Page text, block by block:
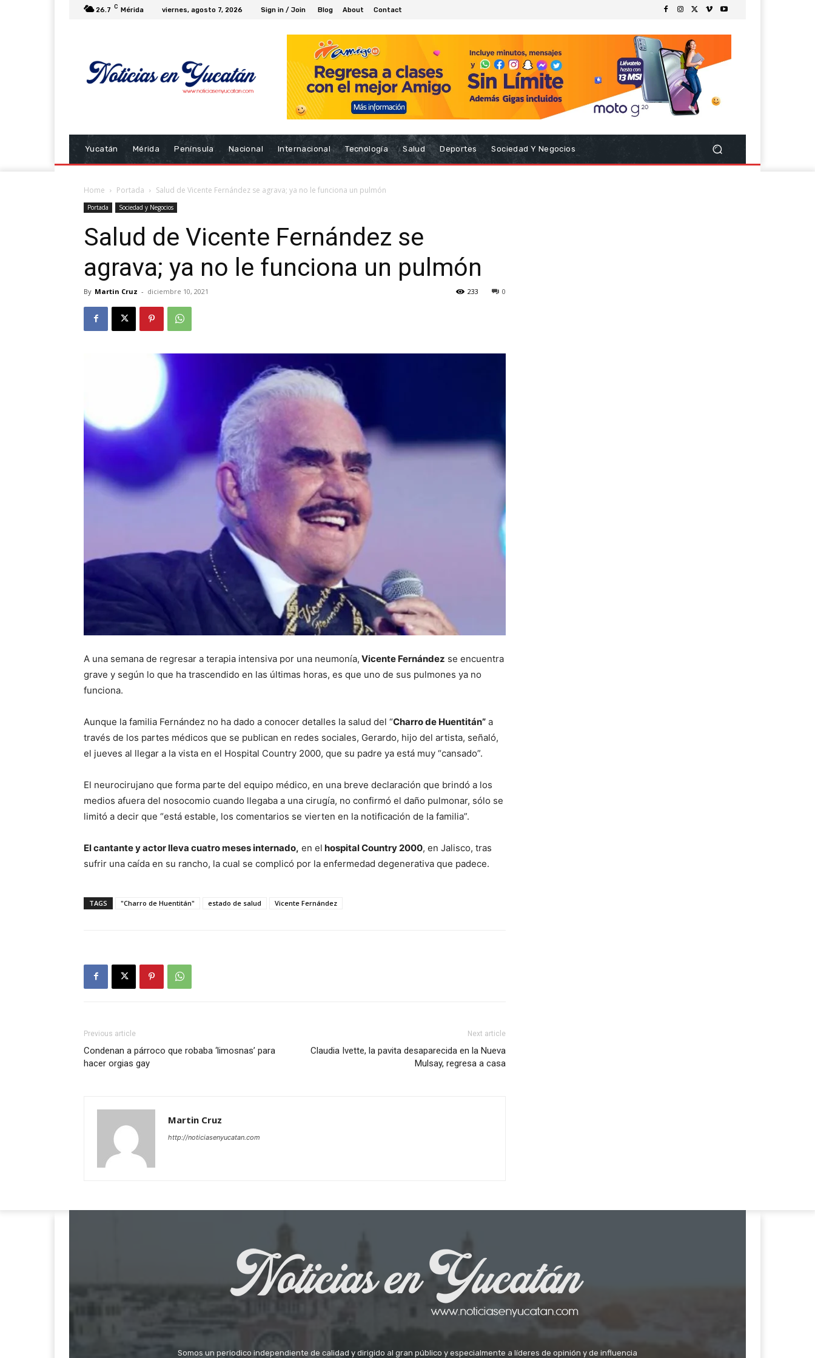
26.7 C Mérida viernes, agosto 7, 2026 Sign in / Join Blog About Contact
Yucatán Mérida Península Nacional Internacional Tecnología Salud Deportes Sociedad Y Negocios
Home Portada Salud de Vicente Fernández se agrava; ya no le funciona un pulmón
Portada Sociedad y Negocios
Salud de Vicente Fernández se
agrava; ya no le funciona un pulmón
By Martin Cruz - diciembre 10, 2021 0
233
A una semana de regresar a terapia intensiva por una neumonía, Vicente Fernández se encuentra
grave y según lo que ha trascendido en las últimas horas, es que uno de sus pulmones ya no
funciona.
Aunque la familia Fernández no ha dado a conocer detalles la salud del “Charro de Huentitán” a
través de los partes médicos que se publican en redes sociales, Gerardo, hijo del artista, señaló,
el jueves al llegar a la vista en el Hospital Country 2000, que su padre ya está muy “cansado”.
El neurocirujano que forma parte del equipo médico, en una breve declaración que brindó a los
medios afuera del nosocomio cuando llegaba a una cirugía, no confirmó el daño pulmonar, sólo se
limitó a decir que “está estable, los comentarios se vierten en la notificación de la familia”.
El cantante y actor lleva cuatro meses internado, en el hospital Country 2000, en Jalisco, tras
sufrir una caída en su rancho, la cual se complicó por la enfermedad degenerativa que padece.
TAGS "Charro de Huentitán" estado de salud Vicente Fernández
Previous article
Condenan a párroco que robaba ‘limosnas’ para
hacer orgias gay
Next article
Claudia Ivette, la pavita desaparecida en la Nueva
Mulsay, regresa a casa
Martin Cruz
http://noticiasenyucatan.com
Somos un periodico independiente de calidad y dirigido al gran público y especialmente a líderes de opinión y de influencia